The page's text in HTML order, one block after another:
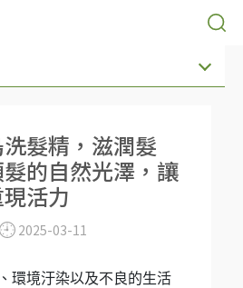
髮精，滋潤髮
的自然光澤，讓
活力
2025-03-11
環境汙染以及不良的生活